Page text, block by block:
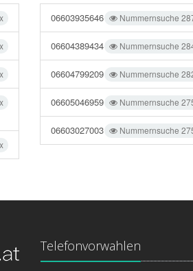
Nummernsuche
06603935646
Nummernsuche
06604389434
Nummernsuche
06604799209
Nummernsuche
06605046959
Nummernsuche
06603027003
Telefonvorwahlen